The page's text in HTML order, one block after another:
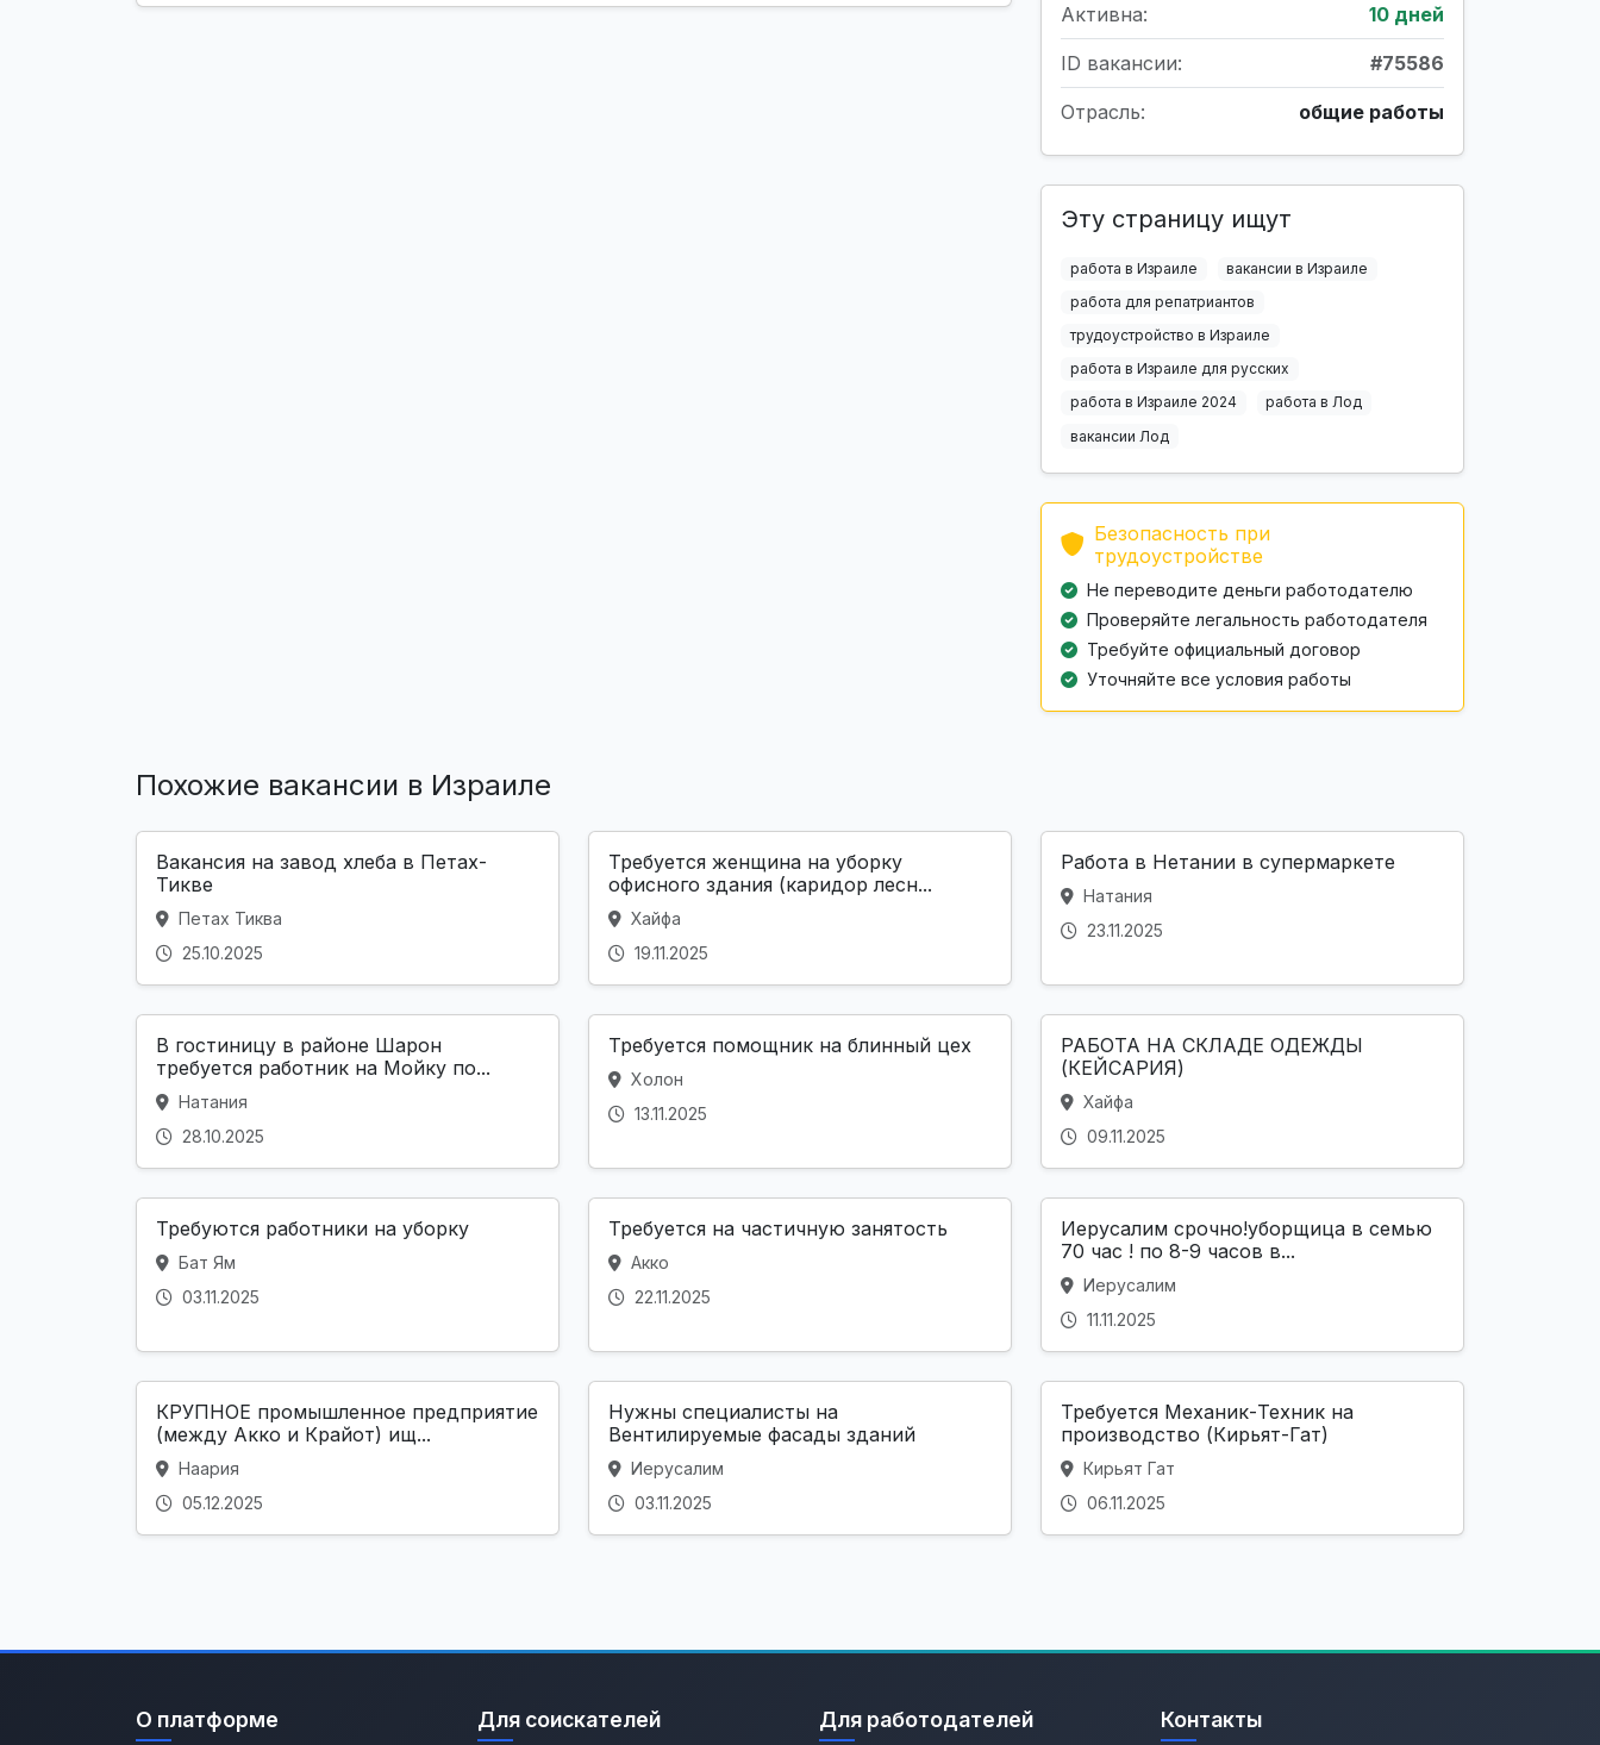
Активна: 10 дней
ID вакансии: #75586
Отрасль: общие работы
Эту страницу ищут
работа в Израиле
вакансии в Израиле
работа для репатриантов
трудоустройство в Израиле
работа в Израиле для русских
работа в Израиле 2024
работа в Лод
вакансии Лод
Безопасность при
трудоустройстве
Не переводите деньги работодателю
Проверяйте легальность работодателя
Требуйте официальный договор
Уточняйте все условия работы
Похожие вакансии в Израиле
Вакансия на завод хлеба в Петах-
Тикве
Петах Тиква
25.10.2025
Требуется женщина на уборку
офисного здания (каридор лесн...
Хайфа
19.11.2025
Работа в Нетании в супермаркете
Натания
23.11.2025
В гостиницу в районе Шарон
требуется работник на Мойку по...
Натания
28.10.2025
Требуется помощник на блинный цех
Холон
13.11.2025
РАБОТА НА СКЛАДЕ ОДЕЖДЫ
(КЕЙСАРИЯ)
Хайфа
09.11.2025
Требуются работники на уборку
Бат Ям
03.11.2025
Требуется на частичную занятость
Акко
22.11.2025
Иерусалим срочно!уборщица в семью
70 час ! по 8-9 часов в...
Иерусалим
11.11.2025
КРУПНОЕ промышленное предприятие
(между Акко и Крайот) ищ...
Наария
05.12.2025
Нужны специалисты на
Вентилируемые фасады зданий
Иерусалим
03.11.2025
Требуется Механик-Техник на
производство (Кирьят-Гат)
Кирьят Гат
06.11.2025
О платформе Для соискателей Для работодателей Контакты